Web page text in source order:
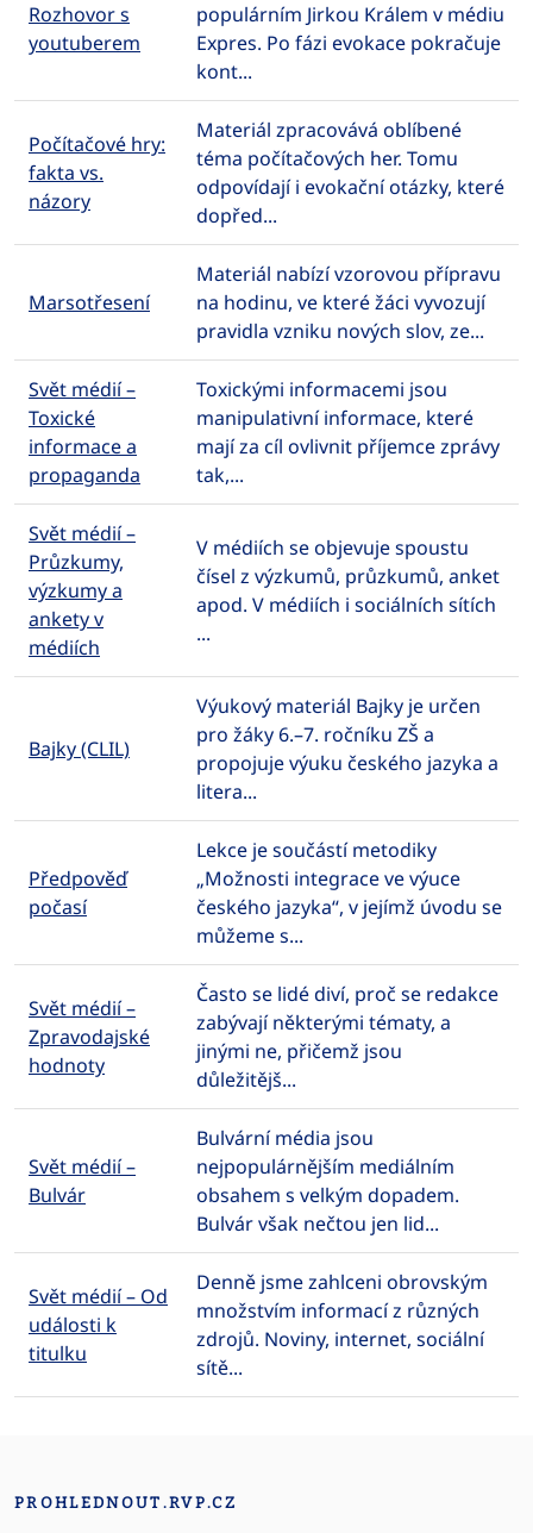
Rozhovor s
youtuberem
populárním Jirkou Králem v médiu
Expres. Po fázi evokace pokračuje
kont...
Počítačové hry:
fakta vs.
názory
Materiál zpracovává oblíbené
téma počítačových her. Tomu
odpovídají i evokační otázky, které
dopřed...
Marsotřesení
Materiál nabízí vzorovou přípravu
na hodinu, ve které žáci vyvozují
pravidla vzniku nových slov, ze...
Svět médií –
Toxické
informace a
propaganda
Toxickými informacemi jsou
manipulativní informace, které
mají za cíl ovlivnit příjemce zprávy
tak,...
Svět médií –
Průzkumy,
výzkumy a
ankety v
médiích
V médiích se objevuje spoustu
čísel z výzkumů, průzkumů, anket
apod. V médiích i sociálních sítích
...
Bajky (CLIL)
Výukový materiál Bajky je určen
pro žáky 6.–7. ročníku ZŠ a
propojuje výuku českého jazyka a
litera...
Předpověď
počasí
Lekce je součástí metodiky
„Možnosti integrace ve výuce
českého jazyka“, v jejímž úvodu se
můžeme s...
Svět médií –
Zpravodajské
hodnoty
Často se lidé diví, proč se redakce
zabývají některými tématy, a
jinými ne, přičemž jsou
důležitějš...
Svět médií –
Bulvár
Bulvární média jsou
nejpopulárnějším mediálním
obsahem s velkým dopadem.
Bulvár však nečtou jen lid...
Svět médií – Od
události k
titulku
Denně jsme zahlceni obrovským
množstvím informací z různých
zdrojů. Noviny, internet, sociální
sítě...
PROHLEDNOUT.RVP.CZ